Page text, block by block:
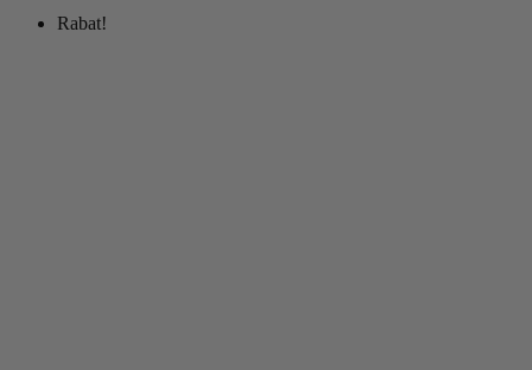
Rabat!